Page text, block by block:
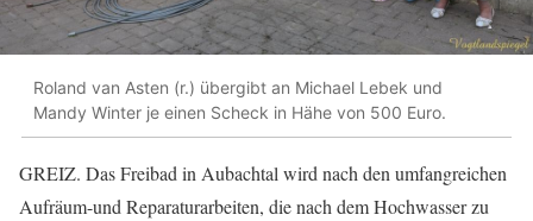
Roland van Asten (r.) übergibt an Michael Lebek und
Mandy Winter je einen Scheck in Hähe von 500 Euro.
GREIZ. Das Freibad in Aubachtal wird nach den umfangreichen
Aufräum-und Reparaturarbeiten, die nach dem Hochwasser zu